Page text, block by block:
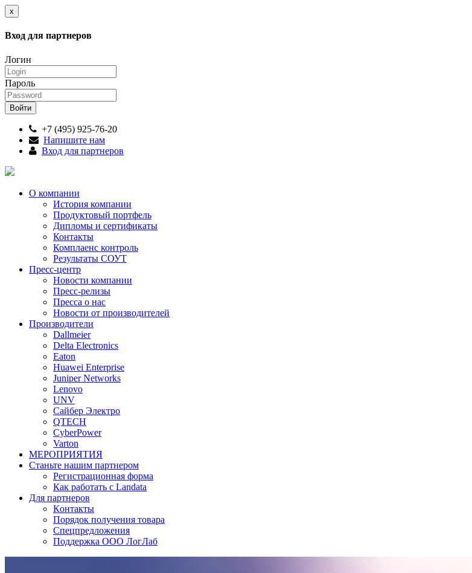
x
Вход для партнеров
Логин
Пароль
+7 (495) 925-76-20
Напишите нам
Вход для партнеров
О компании
История компании
Продуктовый портфель
Дипломы и сертификаты
Контакты
Комплаенс контроль
Результаты СОУТ
Пресс-центр
Новости компании
Пресс-релизы
Пресса о нас
Новости от производителей
Производители
Dallmeier
Delta Electronics
Eaton
Huawei Enterprise
Juniper Networks
Lenovo
UNV
Сайбер Электро
QTECH
CyberPower
Varton
МЕРОПРИЯТИЯ
Станьте нашим партнером
Регистрационная форма
Как работать с Landata
Для партнеров
Кoнтaкты
Порядок получения товара
Спецпредложения
Поддержка ООО ЛогЛаб